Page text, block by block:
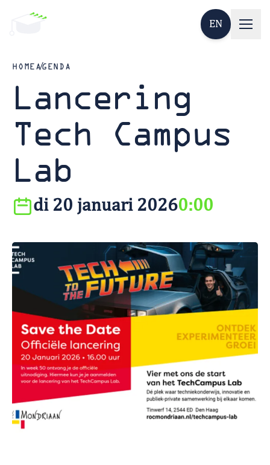
EN
HOMEAGENDA
Lancering
Tech Campus
Lab
di 20 januari 20260:00